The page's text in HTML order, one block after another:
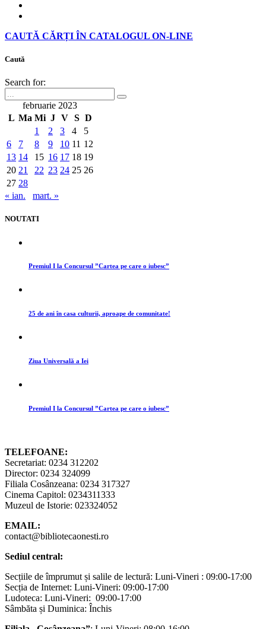
CAUTĂ CĂRȚI ÎN CATALOGUL ON-LINE
Caută
Search for:
februarie 2023
L Ma Mi J V S D
1
2 3 4
5
6
7 8 9 10 11 12
13 14 15 16 17 18 19
20 21 22 23 24 25 26
27 28
« ian.
mart. »
NOUTATI
Premiul I la Concursul ”Cartea pe care o iubesc”
25 de ani în casa culturii, aproape de comunitate!
Ziua Universală a Iei
Premiul I la Concursul ”Cartea pe care o iubesc”
TELEFOANE:
Secretariat: 0234 312202
Director: 0234 324099
Filiala Cosânzeana: 0234 317327
Cinema Capitol: 0234311333
Muzeul de Istorie: 023324052
EMAIL:
contact@bibliotecaonesti.ro
Sediul central:
Secțiile de împrumut și salile de lectură: Luni-Vineri : 09:00-17:00
Secția de Internet: Luni-Vineri: 09:00-17:00
Ludoteca: Luni-Vineri: 09:00-17:00
Sâmbăta și Duminica: Închis